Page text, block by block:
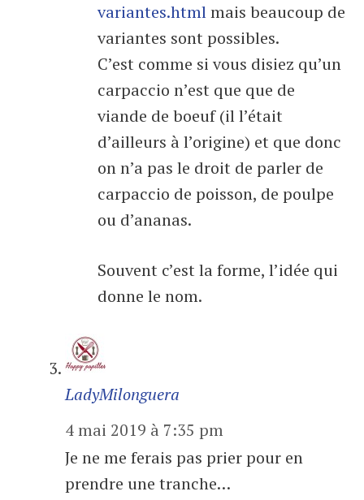
variantes.htmlmais beaucoup de
variantes sont possibles.
C’est comme si vous disiez qu’un
carpaccio n’est que que de
viande de boeuf (il l’était
d’ailleurs à l’origine) et que donc
on n’a pas le droit de parler de
carpaccio de poisson, de poulpe
ou d’ananas.
Souvent c’est la forme, l’idée qui
donne le nom.
LadyMilonguera
4 mai 2019 à 7:35 pm
Je ne me ferais pas prier pour en
prendre une tranche…